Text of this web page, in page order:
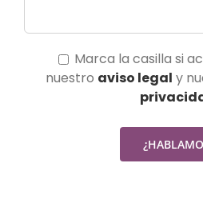
Marca la casilla si
nuestro aviso legal y